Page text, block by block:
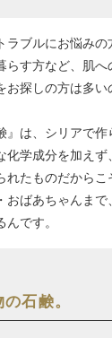
ラブルにお悩みの
らす方など、肌へ
お探しの方は多い
』は、シリアで
化学成分を加えず
れたものだからこ
おばあちゃんまで
です。
石鹸。